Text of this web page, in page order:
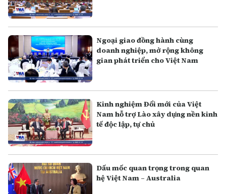
Ngoại giao đồng hành cùng
doanh nghiệp, mở rộng không
gian phát triển cho Việt Nam
Kinh nghiệm Đổi mới của Việt
Nam hỗ trợ Lào xây dựng nền kinh
tế độc lập, tự chủ
Dấu mốc quan trọng trong quan
hệ Việt Nam – Australia